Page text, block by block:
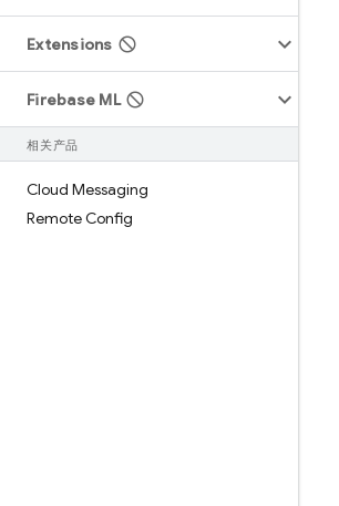
Extensions
Firebase ML
相关产品
Cloud Messaging
Remote Config